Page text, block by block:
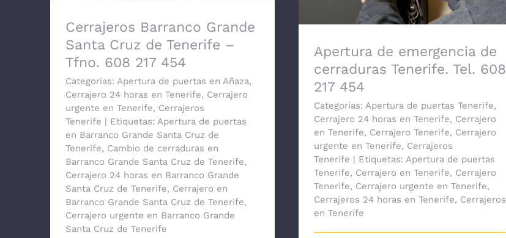
Cerrajeros Barranco Grande
Santa Cruz de Tenerife –
Tfno. 608 217 454
Categorías: Apertura de puertas en Añaza,
Cerrajero 24 horas en Tenerife, Cerrajero
urgente en Tenerife, Cerrajeros
Tenerife | Etiquetas: Apertura de puertas
en Barranco Grande Santa Cruz de
Tenerife, Cambio de cerraduras en
Barranco Grande Santa Cruz de Tenerife,
Cerrajero 24 horas en Barranco Grande
Santa Cruz de Tenerife, Cerrajero en
Barranco Grande Santa Cruz de Tenerife,
Cerrajero urgente en Barranco Grande
Santa Cruz de Tenerife
Apertura de emergencia de
cerraduras Tenerife. Tel. 608
217 454
Categorías: Apertura de puertas Tenerife,
Cerrajero 24 horas en Tenerife, Cerrajero
en Tenerife, Cerrajero Tenerife, Cerrajero
urgente en Tenerife, Cerrajeros
Tenerife | Etiquetas: Apertura de puertas
Tenerife, Cerrajero en Tenerife, Cerrajero
Tenerife, Cerrajero urgente en Tenerife,
Cerrajeros 24 horas en Tenerife, Cerrajeros
en Tenerife